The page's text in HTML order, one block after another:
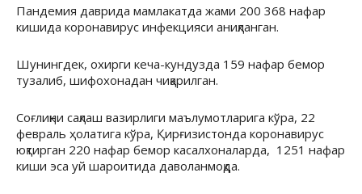
Пандемия даврида мамлакатда жами 200 368 нафар
кишида коронавирус инфекцияси аниқланган.
Шунингдек, охирги кеча-кундузда 159 нафар бемор
тузалиб, шифохонадан чиқарилган.
Соғлиқни сақлаш вазирлиги маълумотларига кўра, 22
февраль ҳолатига кўра, Қирғизистонда коронавирус
юқтирган 220 нафар бемор касалхоналарда, 1251 нафар
киши эса уй шароитида даволанмоқда.